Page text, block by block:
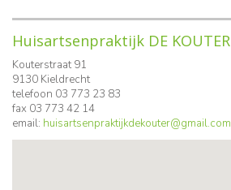
Huisartsenpraktijk DE KOUTER
Kouterstraat 91
9130 Kieldrecht
telefoon 03 773 23 83
fax 03 773 42 14
email: huisartsenpraktijkdekouter@gmail.com